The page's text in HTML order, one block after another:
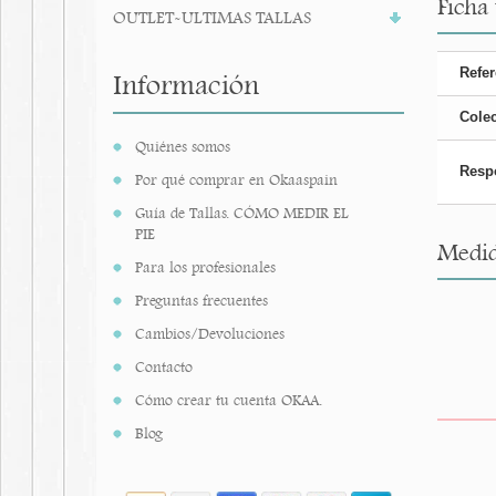
OUTLET-ULTIMAS TALLAS
Información
Quiénes somos
Por qué comprar en Okaaspain
Guía de Tallas. CÓMO MEDIR EL
PIE
Para los profesionales
Preguntas frecuentes
Cambios/Devoluciones
Contacto
Cómo crear tu cuenta OKAA.
Blog